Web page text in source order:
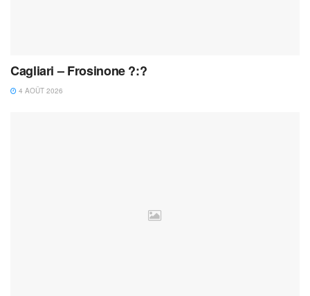
Cagliari – Frosinone ?:?
4 AOÛT 2026